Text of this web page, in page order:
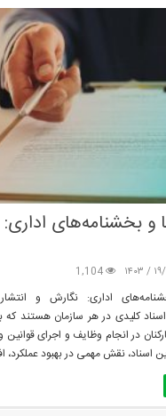
و بخشنامه‌های
1,104
اداری: نگارش و
کلیدی در هر سازمان هستند که
در انجام وظایف و اجرای
اسناد، نقش مهمی در بهبود عملکرد،